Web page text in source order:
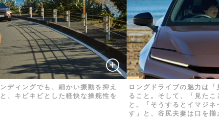
でも、細かい振動を抑え
ビとした軽快な操舵性を
ロングドライブの魅力は「見たこ
ること。そして、「見たことのな
と。「そうするとイマジネーショ
す」と、谷尻夫妻は口を揃える。